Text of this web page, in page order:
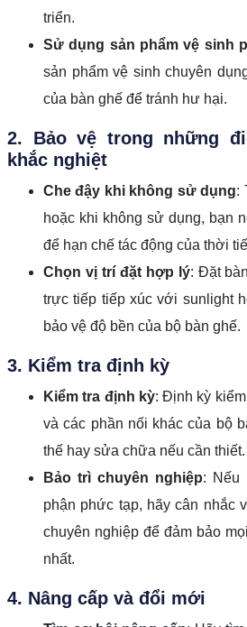
triển.
Sử dụng sản phẩm vệ sinh
sản phẩm vệ sinh chuyên
của bàn ghế để tránh hư hại.
2. Bảo vệ trong những
khắc nghiệt
Che đậy khi không sử dụng:
hoặc khi không sử dụng, bạn
để hạn chế tác động của thời
Chọn vị trí đặt hợp lý: Đặt
trực tiếp tiếp xúc với sunlight
bảo vệ độ bền của bộ bàn ghế.
3. Kiểm tra định kỳ
Kiểm tra định kỳ: Định kỳ
và các phần nối khác của bộ
thế hay sửa chữa nếu cần thiết.
Bảo trì chuyên nghiệp: Nếu
phận phức tạp, hãy cân nhắc
chuyên nghiệp để đảm bảo
nhất.
4. Nâng cấp và đổi mới